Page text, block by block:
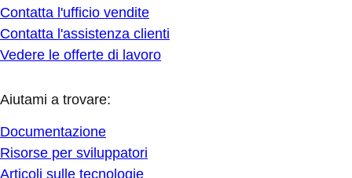
Contatta l'ufficio vendite
Contatta l'assistenza clienti
Vedere le offerte di lavoro
Aiutami a trovare:
Documentazione
Risorse per sviluppatori
Articoli sulle tecnologie